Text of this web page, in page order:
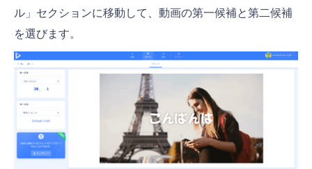
ル」セクションに移動して、動画の第一候補と第二候補
を選びます。